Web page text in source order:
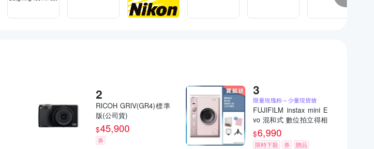
RICOH GRIV(GR4)標準
版(公司貨)
$45,900
券
限量玫瑰粉～少量現貨搶
FUJIFILM instax mini E
vo 混和式 數位拍立得相
機 公司貨 EVO 玫瑰粉
$6,990
限時下殺 券 贈品